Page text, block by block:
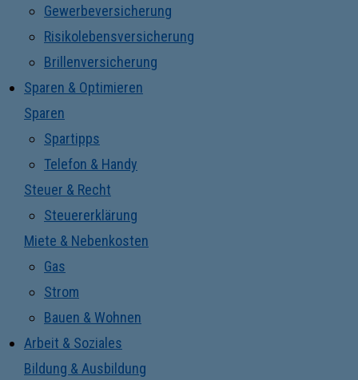
Gewerbeversicherung
Risikolebensversicherung
Brillenversicherung
Sparen & Optimieren
Sparen
Spartipps
Telefon & Handy
Steuer & Recht
Steuererklärung
Miete & Nebenkosten
Gas
Strom
Bauen & Wohnen
Arbeit & Soziales
Bildung & Ausbildung